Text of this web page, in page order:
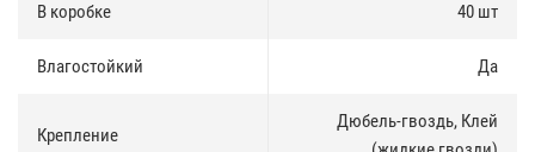
В коробке 40 шт
Влагостойкий Да
Крепление
Дюбель-гвоздь, Клей